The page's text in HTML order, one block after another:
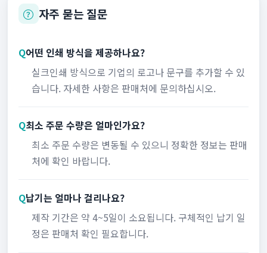
자주 묻는 질문
Q어떤 인쇄 방식을 제공하나요?
실크인쇄 방식으로 기업의 로고나 문구를 추가할 수 있
습니다. 자세한 사항은 판매처에 문의하십시오.
Q최소 주문 수량은 얼마인가요?
최소 주문 수량은 변동될 수 있으니 정확한 정보는 판매
처에 확인 바랍니다.
Q납기는 얼마나 걸리나요?
제작 기간은 약 4~5일이 소요됩니다. 구체적인 납기 일
정은 판매처 확인 필요합니다.